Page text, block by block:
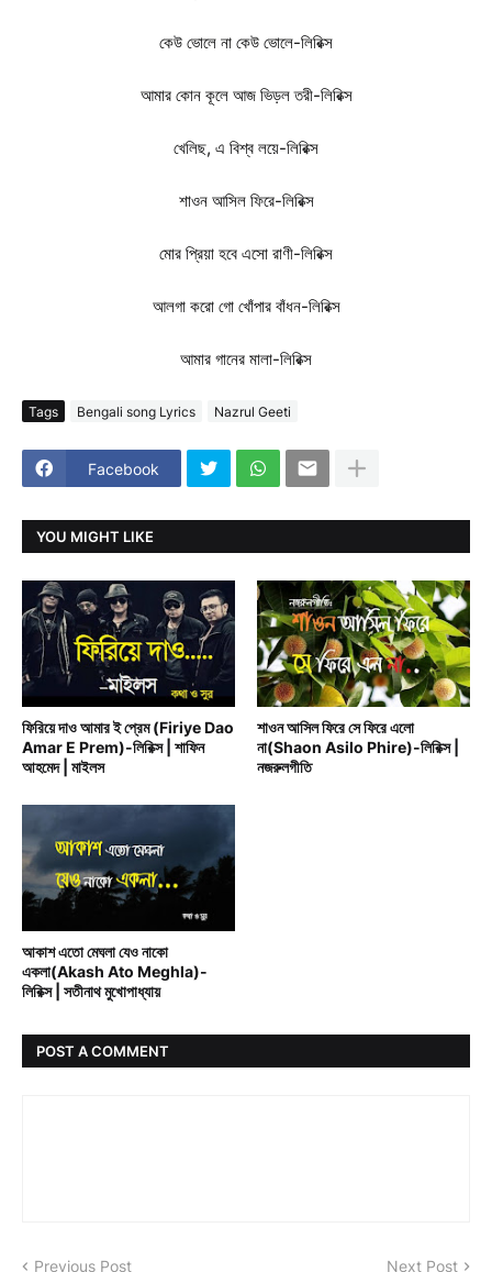
কেউ ভোলে না কেউ ভোলে-লিরিক্স
আমার কোন কূলে আজ ভিড়ল তরী-লিরিক্স
খেলিছ, এ বিশ্ব লয়ে-লিরিক্স
শাওন আসিল ফিরে-লিরিক্স
মোর প্রিয়া হবে এসো রাণী-লিরিক্স
আলগা করো গো খোঁপার বাঁধন-লিরিক্স
আমার গানের মালা-লিরিক্স
Tags Bengali song Lyrics Nazrul Geeti
Facebook
YOU MIGHT LIKE
BAND MUSIC
ফিরিয়ে দাও আমার ই প্রেম (Firiye Dao
Amar E Prem)-লিরিক্স | শাফিন
আহমেদ | মাইলস
BENGALI RAIN SONG
শাওন আসিল ফিরে সে ফিরে এলো
না(Shaon Asilo Phire)-লিরিক্স |
নজরুলগীতি
আকাশ এতো মেঘলা যেও নাকো
একলা(Akash Ato Meghla)-
লিরিক্স | সতীনাথ মুখোপাধ্যায়
POST A COMMENT
Previous Post Next Post